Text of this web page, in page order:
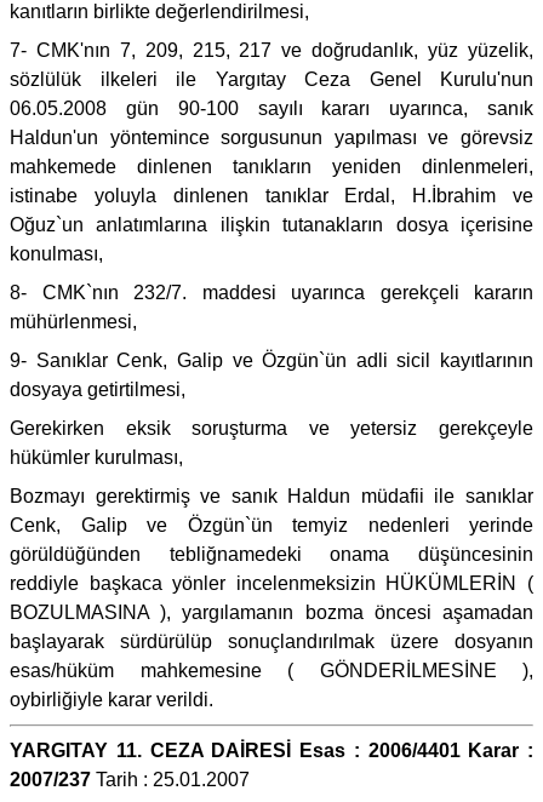
kanıtların birlikte değerlendirilmesi,
7- CMK'nın 7, 209, 215, 217 ve doğrudanlık, yüz yüzelik,
sözlülük ilkeleri ile Yargıtay Ceza Genel Kurulu'nun
06.05.2008 gün 90-100 sayılı kararı uyarınca, sanık
Haldun'un yöntemince sorgusunun yapılması ve görevsiz
mahkemede dinlenen tanıkların yeniden dinlenmeleri,
istinabe yoluyla dinlenen tanıklar Erdal, H.İbrahim ve
Oğuz`un anlatımlarına ilişkin tutanakların dosya içerisine
konulması,
8- CMK`nın 232/7. maddesi uyarınca gerekçeli kararın
mühürlenmesi,
9- Sanıklar Cenk, Galip ve Özgün`ün adli sicil kayıtlarının
dosyaya getirtilmesi,
Gerekirken eksik soruşturma ve yetersiz gerekçeyle
hükümler kurulması,
Bozmayı gerektirmiş ve sanık Haldun müdafii ile sanıklar
Cenk, Galip ve Özgün`ün temyiz nedenleri yerinde
görüldüğünden tebliğnamedeki onama düşüncesinin
reddiyle başkaca yönler incelenmeksizin HÜKÜMLERİN (
BOZULMASINA ), yargılamanın bozma öncesi aşamadan
başlayarak sürdürülüp sonuçlandırılmak üzere dosyanın
esas/hüküm mahkemesine ( GÖNDERİLMESİNE ),
oybirliğiyle karar verildi.
YARGITAY 11. CEZA DAİRESİ Esas : 2006/4401 Karar :
2007/237 Tarih : 25.01.2007